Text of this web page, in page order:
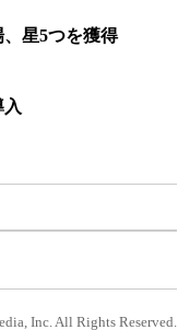
星5つを獲得
Inc. All Rights Reserved.